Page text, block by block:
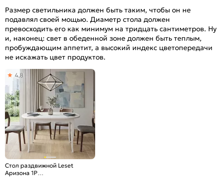
Размер светильника должен быть таким, чтобы он не
подавлял своей мощью. Диаметр стола должен
превосходить его как минимум на тридцать сантиметров. Ну
и, наконец: свет в обеденной зоне должен быть теплым,
пробуждающим аппетит, а высокий индекс цветопередачи
не искажать цвет продуктов.
Стол раздвижной Leset
Аризона 1Р
4,8